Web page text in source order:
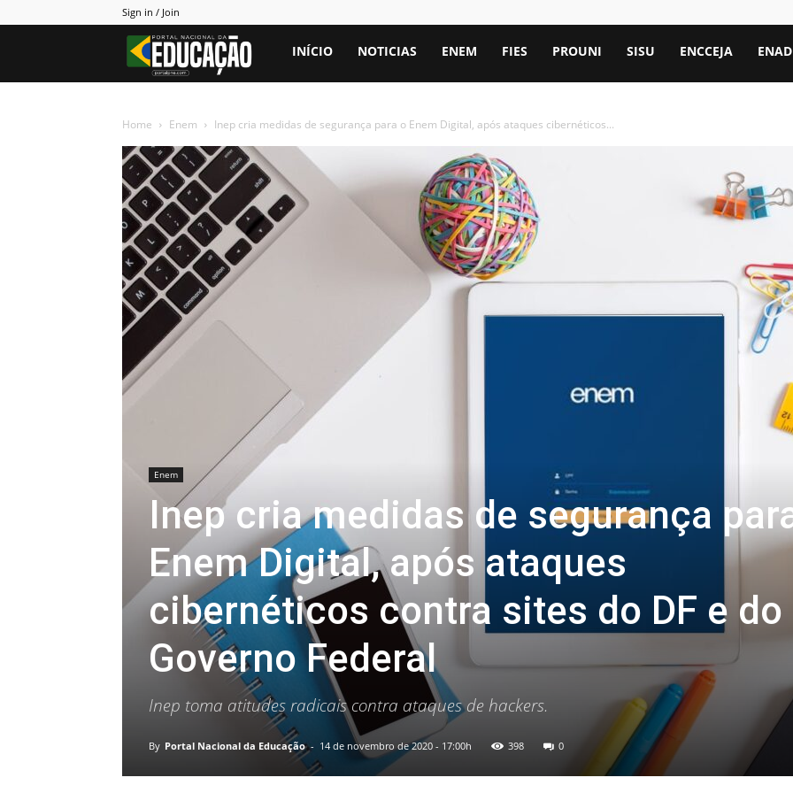
Sign in / Join
Portal
INÍCIO NOTICIAS ENEM FIES PROUNI SISU ENCCEJA
Home Enem Inep cria medidas de segurança para o Enem Digital, após ataques cibernéticos...
Enem
Inep cria medidas de segurança
Enem Digital, após ataques
cibernéticos contra sites do DF e do
Governo Federal
Inep toma atitudes radicais contra ataques de hackers.
By Portal Nacional da Educação - 14 de novembro de 2020 - 17:00h 398 0